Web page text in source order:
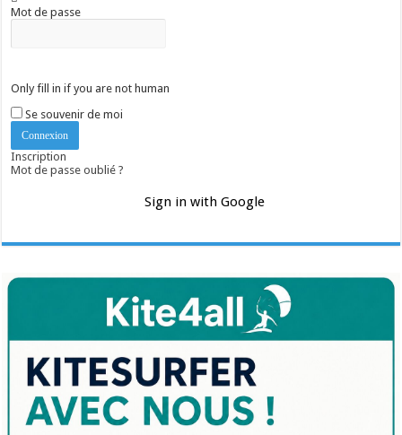
Mot de passe
Only fill in if you are not human
Se souvenir de moi
Inscription
Mot de passe oublié ?
Sign in with Google